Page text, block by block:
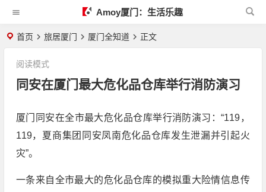
Amoy厦门：生活乐趣
首页 旅居厦门 厦门全知道 正文
同安在厦门最大危化品仓库举行消防演习
阅读模式
厦门同安在全市最大危化品仓库举行消防演习：“119，
119，夏商集团同安凤南危化品仓库发生泄漏并引起火
灾”。
一条来自全市最大的危化品仓库的模拟重大险情信息传